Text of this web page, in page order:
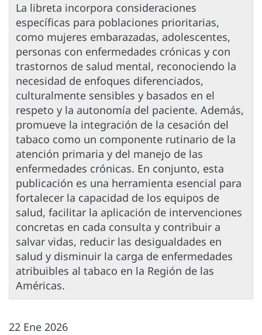
La libreta incorpora consideraciones
específicas para poblaciones prioritarias,
como mujeres embarazadas, adolescentes,
personas con enfermedades crónicas y con
trastornos de salud mental, reconociendo la
necesidad de enfoques diferenciados,
culturalmente sensibles y basados en el
respeto y la autonomía del paciente. Además,
promueve la integración de la cesación del
tabaco como un componente rutinario de la
atención primaria y del manejo de las
enfermedades crónicas. En conjunto, esta
publicación es una herramienta esencial para
fortalecer la capacidad de los equipos de
salud, facilitar la aplicación de intervenciones
concretas en cada consulta y contribuir a
salvar vidas, reducir las desigualdades en
salud y disminuir la carga de enfermedades
atribuibles al tabaco en la Región de las
Américas.
22 Ene 2026